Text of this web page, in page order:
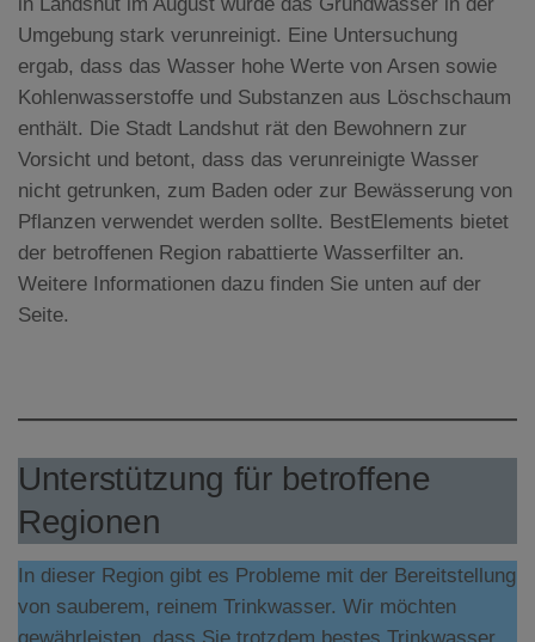
in Landshut im August wurde das Grundwasser in der
Umgebung stark verunreinigt. Eine Untersuchung
ergab, dass das Wasser hohe Werte von Arsen sowie
Kohlenwasserstoffe und Substanzen aus Löschschaum
enthält. Die Stadt Landshut rät den Bewohnern zur
Vorsicht und betont, dass das verunreinigte Wasser
nicht getrunken, zum Baden oder zur Bewässerung von
Pflanzen verwendet werden sollte. BestElements bietet
der betroffenen Region rabattierte Wasserfilter an.
Weitere Informationen dazu finden Sie unten auf der
Seite.
Unterstützung für betroffene
Regionen
In dieser Region gibt es Probleme mit der Bereitstellung
von sauberem, reinem Trinkwasser. Wir möchten